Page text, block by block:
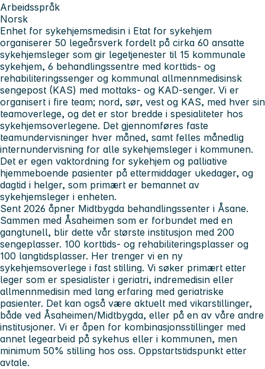
Arbeidsspråk
Norsk
Enhet for sykehjemsmedisin i Etat for sykehjem
organiserer 50 legeårsverk fordelt på cirka 60 ansatte
sykehjemsleger som gir legetjenester til 15 kommunale
sykehjem, 6 behandlingssentre med korttids- og
rehabiliteringssenger og kommunal allmennmedisinsk
sengepost (KAS) med mottaks- og KAD-senger. Vi er
organisert i fire team; nord, sør, vest og KAS, med hver sin
teamoverlege, og det er stor bredde i spesialiteter hos
sykehjemsoverlegene. Det gjennomføres faste
teamundervisninger hver måned, samt felles månedlig
internundervisning for alle sykehjemsleger i kommunen.
Det er egen vaktordning for sykehjem og palliative
hjemmeboende pasienter på ettermiddager ukedager, og
dagtid i helger, som primært er bemannet av
sykehjemsleger i enheten.
Sent 2026 åpner Midtbygda behandlingssenter i Åsane.
Sammen med Åsaheimen som er forbundet med en
gangtunell, blir dette vår største institusjon med 200
sengeplasser. 100 korttids- og rehabiliteringsplasser og
100 langtidsplasser. Her trenger vi en ny
sykehjemsoverlege i fast stilling. Vi søker primært etter
leger som er spesialister i geriatri, indremedisin eller
allmennmedisin med lang erfaring med geriatriske
pasienter. Det kan også være aktuelt med vikarstillinger,
både ved Åsaheimen/Midtbygda, eller på en av våre andre
institusjoner. Vi er åpen for kombinasjonsstillinger med
annet legearbeid på sykehus eller i kommunen, men
minimum 50% stilling hos oss. Oppstartstidspunkt etter
avtale.